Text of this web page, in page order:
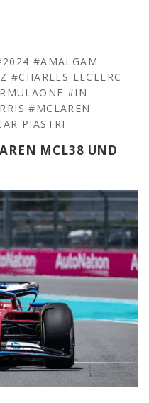
#AMALGAM
#CHARLES LECLERC
#IN
#MCLAREN
PIASTRI
MCL38 UND